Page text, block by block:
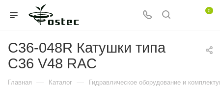
0
C36-048R Катушки типа
C36 V48 RAC
Главная — Каталог — Гидравлическое оборудование и